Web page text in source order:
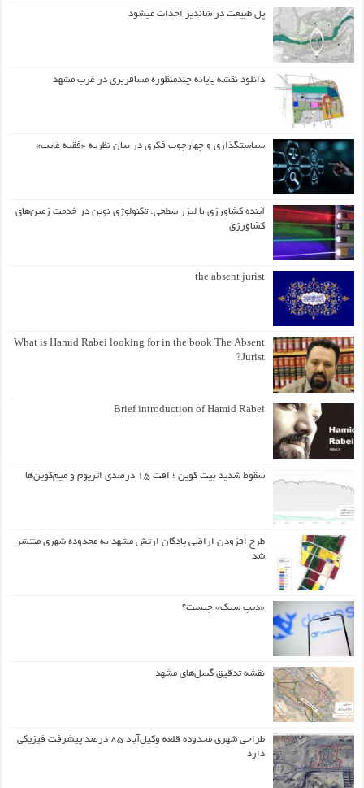
پل طبیعت در شاندیز احداث میشود
دانلود نقشه پایانه چندمنظوره مسافربری در غرب مشهد
سیاستگذاری و چهارچوب فکری در بیان نظریه «فقیه غایب»
آینده کشاورزی با لیزر سطحی: تکنولوژی نوین در خدمت زمین‌های
کشاورزی
the absent jurist
What is Hamid Rabei looking for in the book The Absent
Jurist?
Brief introduction of Hamid Rabei
سقوط شدید بیت کوین ؛ افت ۱۵ درصدی اتریوم و میم‌کوین‌ها
طرح افزودن اراضی پادگان ارتش مشهد به محدوده شهری منتشر
شد
«دیپ سیک» چیست؟
نقشه تدقیق گسل‌های مشهد
طراحی شهری محدوده قلعه وکیل‌آباد ۸۵ درصد پیشرفت فیزیکی
دارد